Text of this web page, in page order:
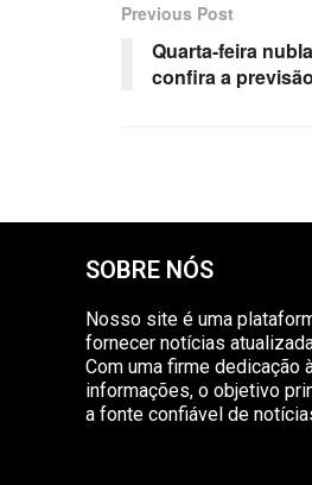
Previous Post
Quarta-feira
confira a previsão
SOBRE NÓS
Nosso site é uma
fornecer notícias
Com uma firme dedicação
informações, o objetivo
a fonte confiável de